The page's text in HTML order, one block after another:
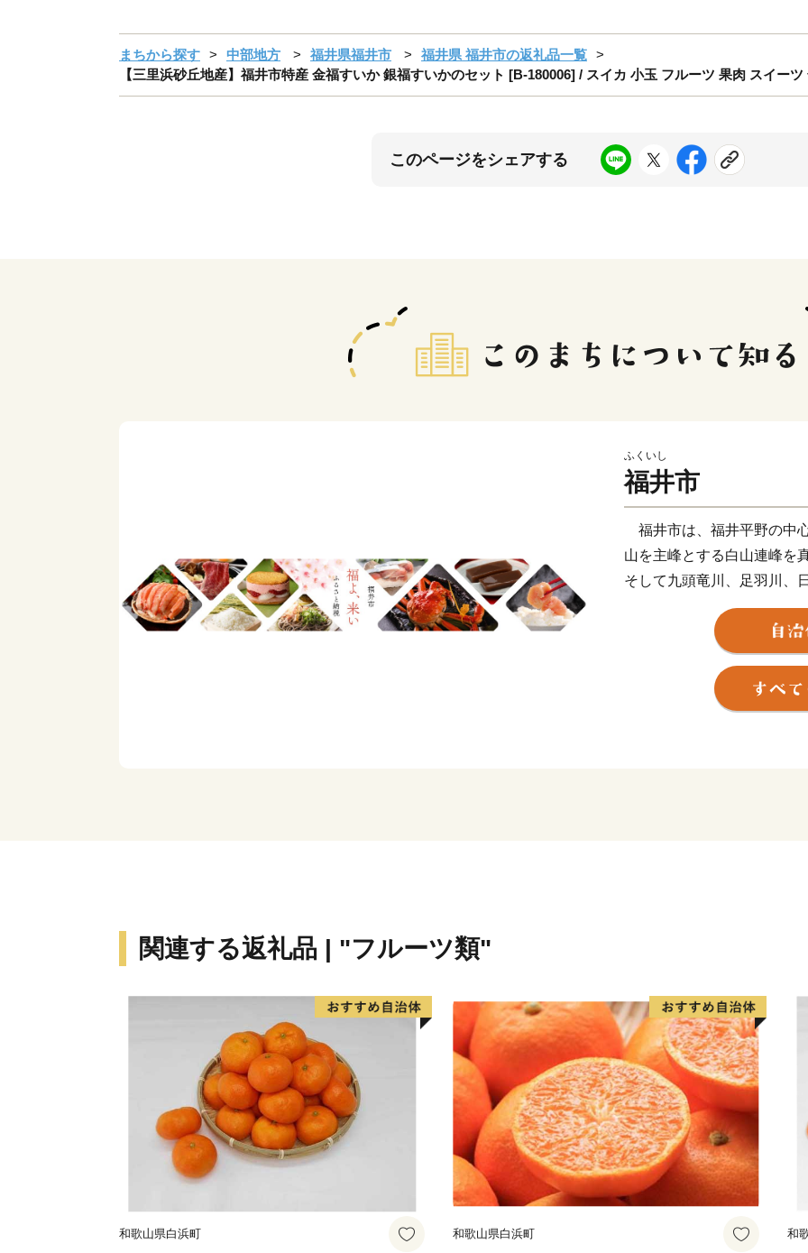
まちから探す 中部地方 福井県福井市
福井県 福井市の返礼品一覧
【三里浜砂丘地産】福井市特産 金福すいか 銀福すいかのセット [B-180006] / スイカ 小玉 フルーツ 果肉 スイー
このページをシェアする
ふくいし
福井市
福井市は、福井平野の中
山を主峰とする白山連峰を
そして九頭竜川、足羽川、
恵まれたまちです。また、
富んだ良質な食材の宝庫で
菜、金福スイカや越のルビ
やミズダコの海の幸などが
別名勝・重要文化財の三重
じめ、旧福井藩主・松平
関係法令で定められた場合
りすることはございません。
なお、お客様からいただい
いただいたふるさと納税の
展するふるさと納税関連イ
納税に関する情報提供のた
て、電子メールの配信やパ
だくことがあります。
御不明な点や、電子メール
ございましたら、ふるさと
関連する返礼品 | "フルーツ類"
和歌山県白浜町 和歌山県白浜町 和